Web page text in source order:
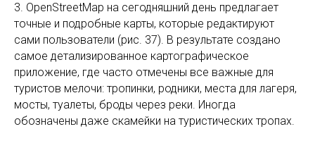
3. OpenStreetMap на сегодняшний день предлагает
точные и подробные карты, которые редактируют
сами пользователи (рис. 37). В результате создано
самое детализированное картографическое
приложение, где часто отмечены все важные для
туристов мелочи: тропинки, родники, места для лагеря,
мосты, туалеты, броды через реки. Иногда
обозначены даже скамейки на туристических тропах.